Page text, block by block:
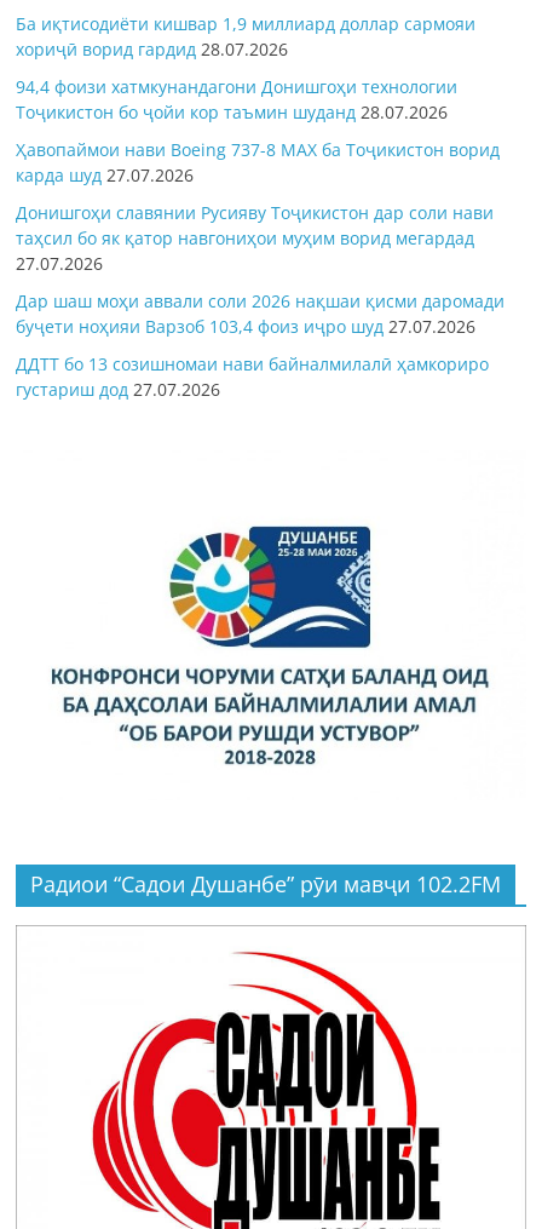
Ба иқтисодиёти кишвар 1,9 миллиард доллар сармояи
хориҷӣ ворид гардид 28.07.2026
94,4 фоизи хатмкунандагони Донишгоҳи технологии
Тоҷикистон бо ҷойи кор таъмин шуданд 28.07.2026
Ҳавопаймои нави Boeing 737-8 MAX ба Тоҷикистон ворид
карда шуд 27.07.2026
Донишгоҳи славянии Русияву Тоҷикистон дар соли нави
таҳсил бо як қатор навгониҳои муҳим ворид мегардад
27.07.2026
Дар шаш моҳи аввали соли 2026 нақшаи қисми даромади
буҷети ноҳияи Варзоб 103,4 фоиз иҷро шуд 27.07.2026
ДДТТ бо 13 созишномаи нави байналмилалӣ ҳамкориро
густариш дод 27.07.2026
Радиои “Садои Душанбе” рӯи мавҷи 102.2FM